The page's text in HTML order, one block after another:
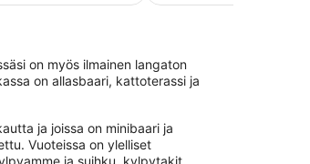
on myös ilmainen langaton
on allasbaari, kattoterassi ja
ja joissa on minibaari ja
Vuoteissa on ylelliset
ja suihku, kylpytakit,